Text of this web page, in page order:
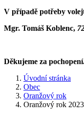
V případě potřeby
Mgr. Tomáš Koblenc,
Děkujeme za
Úvodní stránka
Obec
Oranžový rok
Oranžový rok 2023